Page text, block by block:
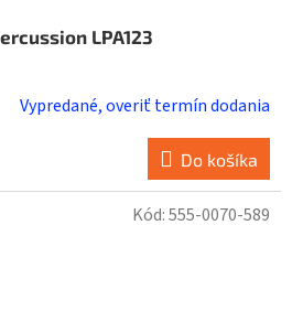
LPA123
Vypredané, overiť termín dodania
Do košíka
Kód:555-0070-589